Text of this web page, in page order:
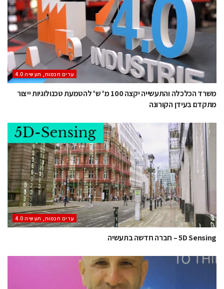
ערים חכמות, תעשיה 4.0
משרד הכלכלה והתעשייה יקצה 100 מ' ש' להטמעת טכנולוגיות ייצור
מתקדם בעידן הקורונה
ערים חכמות, תעשיה 4.0
5D Sensing – חברה חדשה בתעשיה